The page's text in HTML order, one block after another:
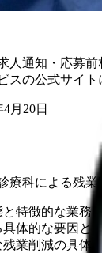
人通知・応募
の公式サイト
4月20日
療科による残
特徴的な業務内
体的な要因とメ
業削減の具体